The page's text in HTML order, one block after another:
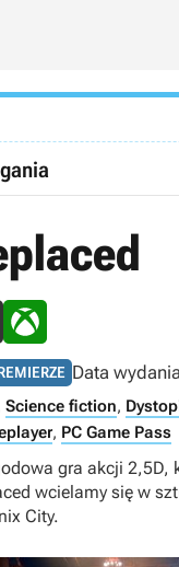
Data
Science fiction,
, PC Game Pass
gra akcji 2,5D,
wcielamy się w
City.